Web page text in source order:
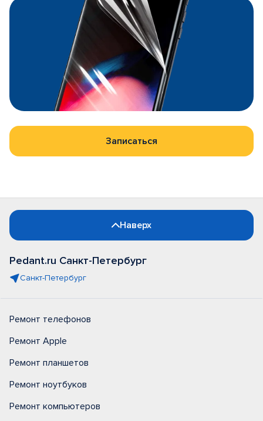
Записаться
Наверх
Pedant.ru Санкт-Петербург
Санкт-Петербург
Ремонт телефонов
Ремонт Apple
Ремонт планшетов
Ремонт ноутбуков
Ремонт компьютеров